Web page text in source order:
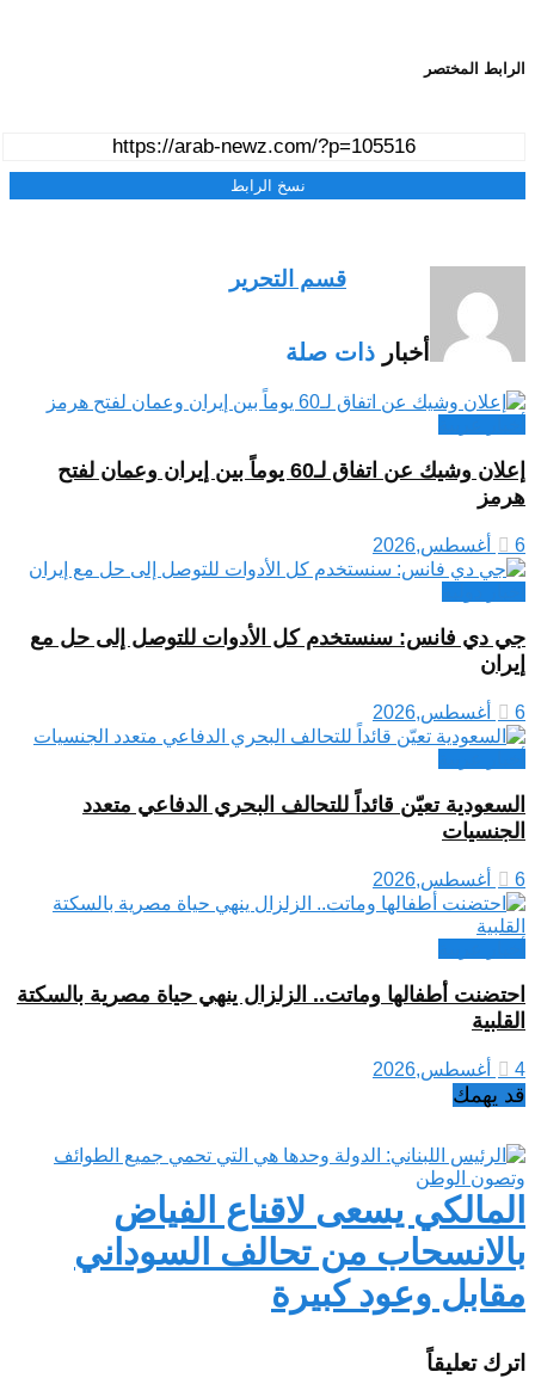
الرابط المختصر
نسخ الرابط
قسم التحرير
أخبار ذات صلة
إعلان وشيك عن اتفاق لـ60 يوماً بين إيران وعمان لفتح
هرمز
6 أغسطس,2026
جي دي فانس: سنستخدم كل الأدوات للتوصل إلى حل مع
إيران
6 أغسطس,2026
السعودية تعيّن قائداً للتحالف البحري الدفاعي متعدد
الجنسيات
6 أغسطس,2026
احتضنت أطفالها وماتت.. الزلزال ينهي حياة مصرية بالسكتة
القلبية
4 أغسطس,2026
قد يهمك
المالكي يسعى لاقناع الفياض
بالانسحاب من تحالف السوداني
مقابل وعود كبيرة
اترك تعليقاً